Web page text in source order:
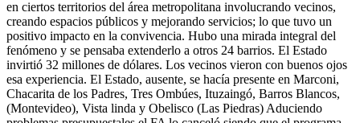
en ciertos territorios del área metropolitana involucrando vecinos,
creando espacios públicos y mejorando servicios; lo que tuvo un
positivo impacto en la convivencia. Hubo una mirada integral del
fenómeno y se pensaba extenderlo a otros 24 barrios. El Estado
invirtió 32 millones de dólares. Los vecinos vieron con buenos ojos
esa experiencia. El Estado, ausente, se hacía presente en Marconi,
Chacarita de los Padres, Tres Ombúes, Ituzaingó, Barros Blancos,
(Montevideo), Vista linda y Obelisco (Las Piedras) Aduciendo